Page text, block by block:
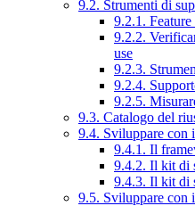
9.2. Strumenti di
9.2.1. Feature
9.2.2.
use
9.2.3.
9.2.4.
9.2.5.
9.3. Catalogo del
9.4. Sviluppare con
9.4.1. Il
9.4.2. Il kit di
9.4.3. Il kit di
9.5. Sviluppare con